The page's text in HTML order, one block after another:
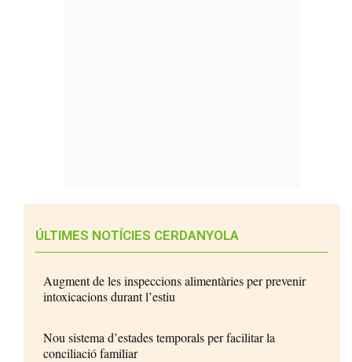
ÚLTIMES NOTÍCIES CERDANYOLA
Augment de les inspeccions alimentàries per prevenir
intoxicacions durant l’estiu
Nou sistema d’estades temporals per facilitar la
conciliació familiar